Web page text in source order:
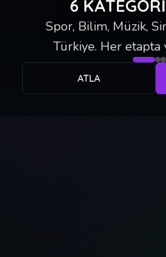
6
Spor, Bilim, Müzik,
Türkiye. Her etapta
ATLA